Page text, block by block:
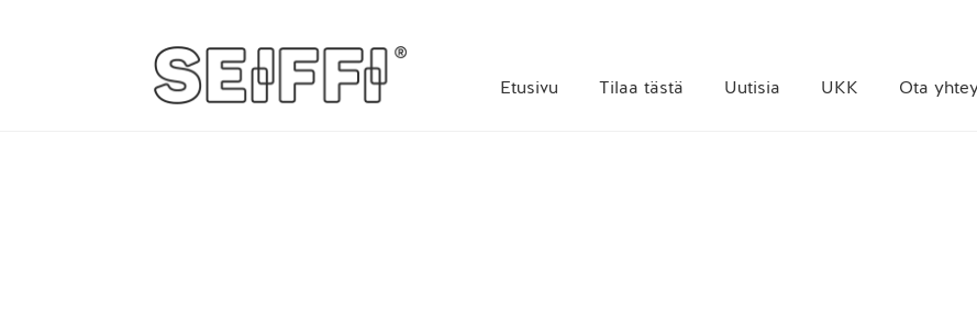
Siirry
navigointiin
Siirry
sisältöön
Etusivu Tilaa tästä Uutisia UKK Ota